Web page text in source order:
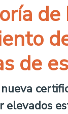
de
de
elevados